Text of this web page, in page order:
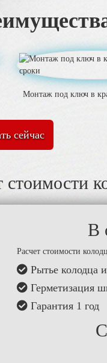
Монтаж под ключ в
сейчас
стоимости
В
Расчет стоимости
Рытье колодца
Герметизация
Гарантия 1 год